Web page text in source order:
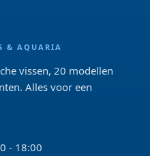
& AQUARIA
vissen, 20 modellen
Alles voor een
- 18:00